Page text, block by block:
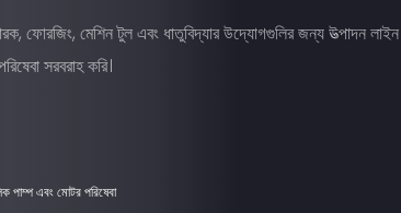
ফোরজিং, মেশিন টুল এবং ধাতুবিদ্যার উদ্যোগগুলির জন্য উত্পাদন
সরবরাহ করি।